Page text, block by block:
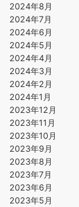
2024年8月
2024年7月
2024年6月
2024年5月
2024年4月
2024年3月
2024年2月
2024年1月
2023年12月
2023年11月
2023年10月
2023年9月
2023年8月
2023年7月
2023年6月
2023年5月